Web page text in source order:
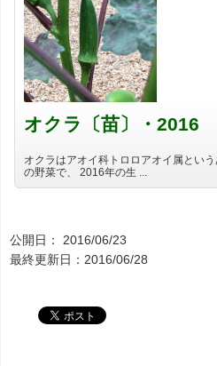
オクラ〔苗〕・2016
オクラはアオイ科トロロアオイ属とい
の野菜で、 2016年の生 ...
公開日： 2016/06/23
最終更新日：2016/06/28